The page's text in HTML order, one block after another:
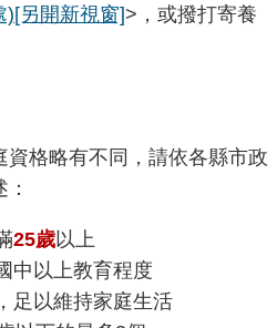
)[另開新視窗]>，或撥打寄養
格略有不同，請依各縣市政
25歲以上
中以上教育程度
足以維持家庭生活